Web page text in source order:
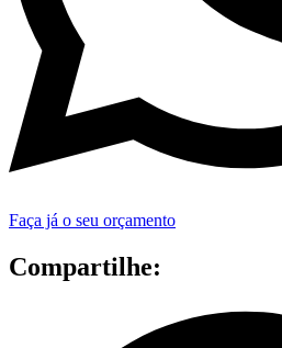
Faça já o seu orçamento
Compartilhe: